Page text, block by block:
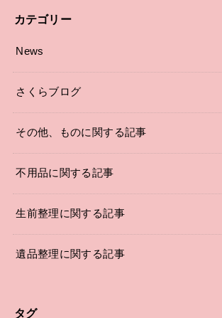
カテゴリー
News
さくらブログ
その他、ものに関する記事
不用品に関する記事
生前整理に関する記事
遺品整理に関する記事
タグ